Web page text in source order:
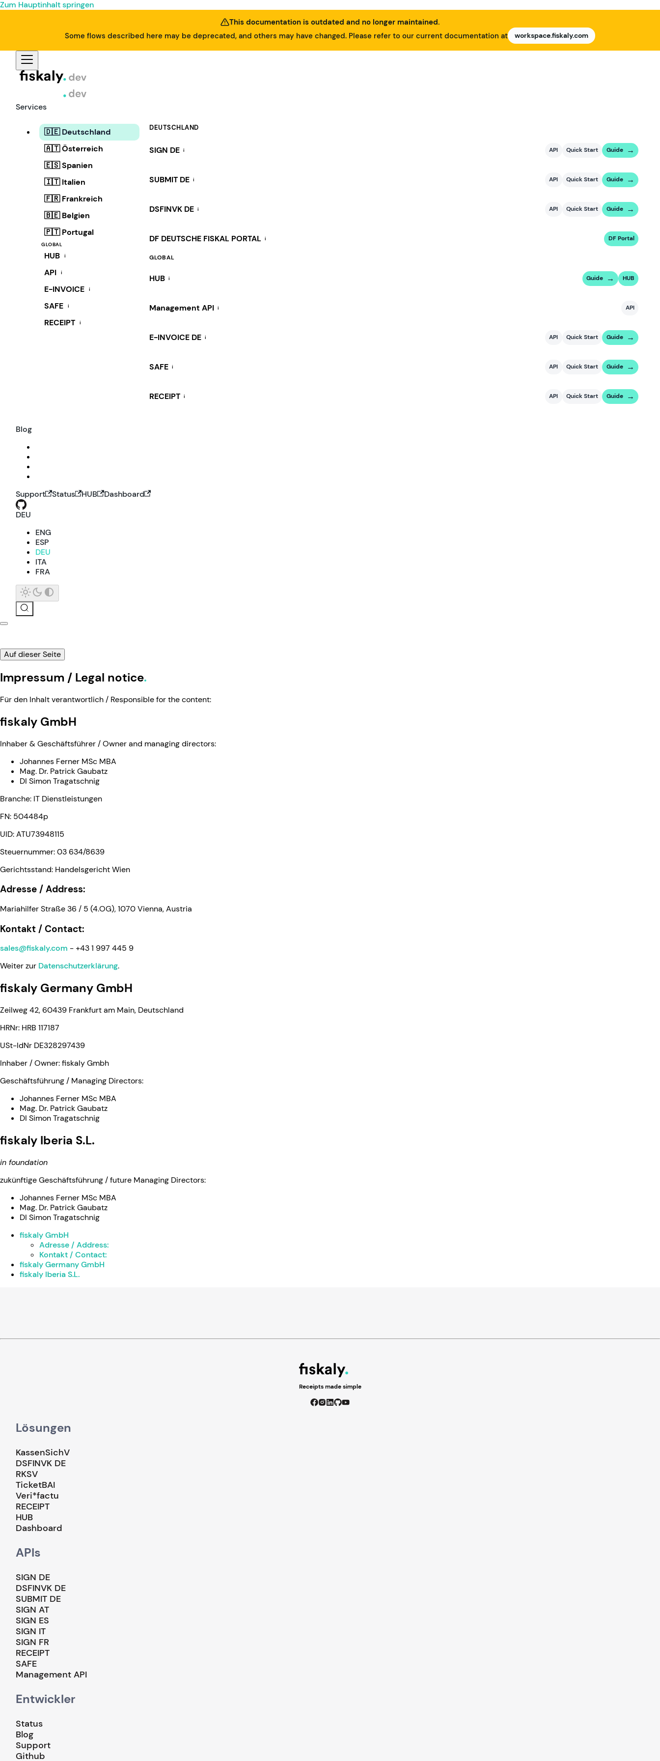
Zum Hauptinhalt springen
This documentation is outdated and no longer maintained.
Some flows described here may be deprecated, and others may have changed. Please refer to our current documentation at
workspace.fiskaly.com
Services
🇩🇪 Deutschland
🇦🇹 Österreich
🇪🇸 Spanien
🇮🇹 Italien
🇫🇷 Frankreich
🇧🇪 Belgien
🇵🇹 Portugal
GLOBAL
HUB i
API i
E-INVOICE i
SAFE i
RECEIPT i
DEUTSCHLAND
SIGN DE i API Quick Start Guide
SUBMIT DE i API Quick Start Guide
DSFINVK DE i API Quick Start Guide
DF DEUTSCHE FISKAL PORTAL i DF Portal
GLOBAL
HUB i Guide HUB
Management API i API
E-INVOICE DE i API Quick Start Guide
SAFE i API Quick Start Guide
RECEIPT i API Quick Start Guide
Blog
Support Status HUB
Dashboard
DEU
ENG
ESP
DEU
ITA
FRA
Auf dieser Seite
Impressum / Legal notice
Für den Inhalt verantwortlich / Responsible for the content:
fiskaly GmbH
Inhaber & Geschäftsführer / Owner and managing directors:
Johannes Ferner MSc MBA
Mag. Dr. Patrick Gaubatz
DI Simon Tragatschnig
Branche: IT Dienstleistungen
FN: 504484p
UID: ATU73948115
Steuernummer: 03 634/8639
Gerichtsstand: Handelsgericht Wien
Adresse / Address:
Mariahilfer Straße 36 / 5 (4.OG), 1070 Vienna, Austria
Kontakt / Contact:
sales@fiskaly.com - +43 1 997 445 9
Weiter zur Datenschutzerklärung.
fiskaly Germany GmbH
Zeilweg 42, 60439 Frankfurt am Main, Deutschland
HRNr: HRB 117187
USt-IdNr DE328297439
Inhaber / Owner: fiskaly Gmbh
Geschäftsführung / Managing Directors:
Johannes Ferner MSc MBA
Mag. Dr. Patrick Gaubatz
DI Simon Tragatschnig
fiskaly Iberia S.L.
in foundation
zukünftige Geschäftsführung / future Managing Directors:
Johannes Ferner MSc MBA
Mag. Dr. Patrick Gaubatz
DI Simon Tragatschnig
fiskaly GmbH
Adresse / Address:
Kontakt / Contact:
fiskaly Germany GmbH
fiskaly Iberia S.L.
Receipts made simple
Lösungen
KassenSichV
DSFINVK DE
RKSV
TicketBAI
Veri*factu
RECEIPT
HUB
Dashboard
APIs
SIGN DE
DSFINVK DE
SUBMIT DE
SIGN AT
SIGN ES
SIGN IT
SIGN FR
RECEIPT
SAFE
Management API
Entwickler
Status
Blog
Support
Github